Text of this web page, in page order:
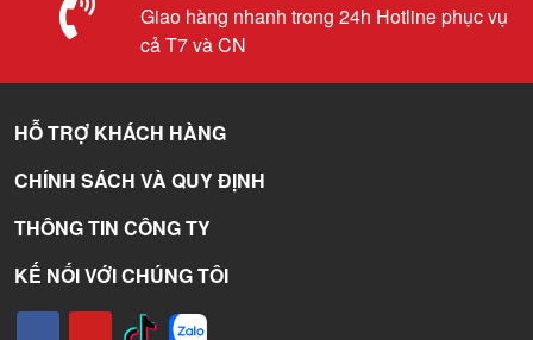
Giao hàng nhanh trong 24h Hotline phục vụ
cả T7 và CN
HỖ TRỢ KHÁCH HÀNG
CHÍNH SÁCH VÀ QUY ĐỊNH
THÔNG TIN CÔNG TY
KẾ NỐI VỚI CHÚNG TÔI